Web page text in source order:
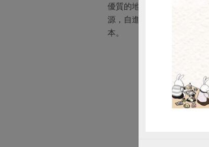
優質的地豆腐要有極佳的環
源，自進水後，得經過10
本。